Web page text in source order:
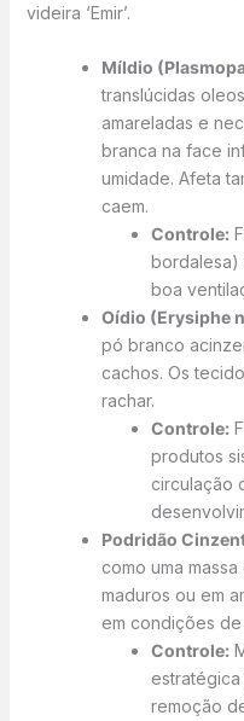
videira ‘Emir’.
Míldio
translúcidas
amareladas e
branca na face
umidade. Afeta
caem.
Controle:
bordalesa)
boa
Oídio (Erysiphe
pó branco
cachos. Os
rachar.
Controle:
produtos
circulação
Podridão
como uma
maduros ou em
em condições
Controle:
remoção